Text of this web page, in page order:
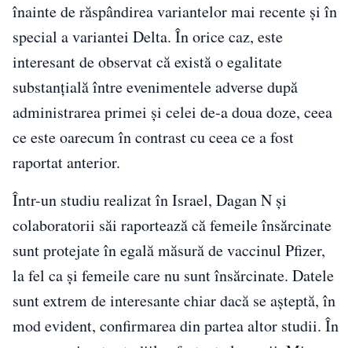
înainte de răspândirea variantelor mai recente și în
special a variantei Delta. În orice caz, este
interesant de observat că există o egalitate
substanțială între evenimentele adverse după
administrarea primei și celei de-a doua doze, ceea
ce este oarecum în contrast cu ceea ce a fost
raportat anterior.
Într-un studiu realizat în Israel, Dagan N și
colaboratorii săi raportează că femeile însărcinate
sunt protejate în egală măsură de vaccinul Pfizer,
la fel ca și femeile care nu sunt însărcinate. Datele
sunt extrem de interesante chiar dacă se așteptă, în
mod evident, confirmarea din partea altor studii. În